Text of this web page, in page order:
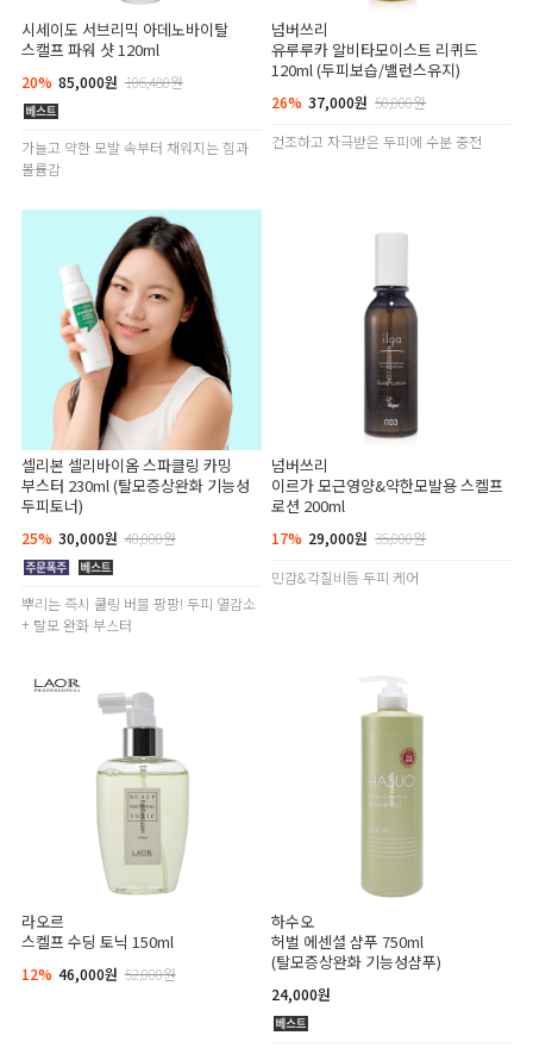
시세이도 서브리믹 아데노바이탈
스캘프 파워 샷 120ml
20% 85,000원 106,480원
가늘고 약한 모발 속부터 채워지는 힘과
볼륨감
넘버쓰리
유루루카 알비타모이스트 리퀴드
120ml (두피보습/밸런스유지)
26% 37,000원 50,000원
건조하고 자극받은 두피에 수분 충전
셀리본 셀리바이옴 스파클링 카밍
부스터 230ml (탈모증상완화 기능성
두피토너)
25% 30,000원 40,000원
뿌리는 즉시 쿨링 버블 팡팡! 두피 열감소
+ 탈모 완화 부스터
넘버쓰리
이르가 모근영양&약한모발용 스켈프
로션 200ml
17% 29,000원 35,000원
민감&각질비듬 두피 케어
라오르
스켈프 수딩 토닉 150ml
12% 46,000원 52,000원
하수오
허벌 에센셜 샴푸 750ml
(탈모증상완화 기능성샴푸)
24,000원